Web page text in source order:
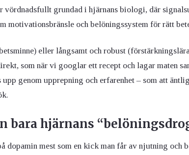
vördnadsfullt grundad i hjärnans biologi, där
motivationsbränsle och belöningssystem för rätt
eller långsamt och robust
som när vi googlar ett recept och lagar maten
genom upprepning och erfarenhet – som att
bara hjärnans
dopamin mest som en kick man får av njutning och